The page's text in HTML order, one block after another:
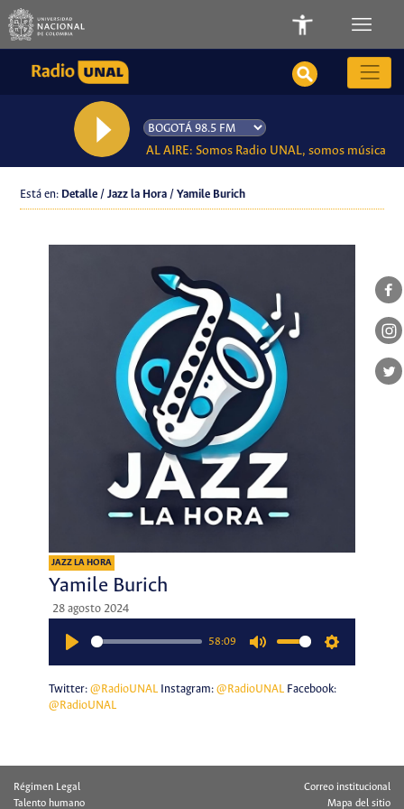
AL AIRE: Somos Radio UNAL, somos música
Está en: Detalle / Jazz la Hora / Yamile Burich
JAZZ LA HORA
Yamile Burich
28 agosto 2024
58:09
Twitter: @RadioUNALInstagram: @RadioUNALFacebook:
@RadioUNAL
Régimen Legal
Talento humano
Correo institucional
Mapa del sitio